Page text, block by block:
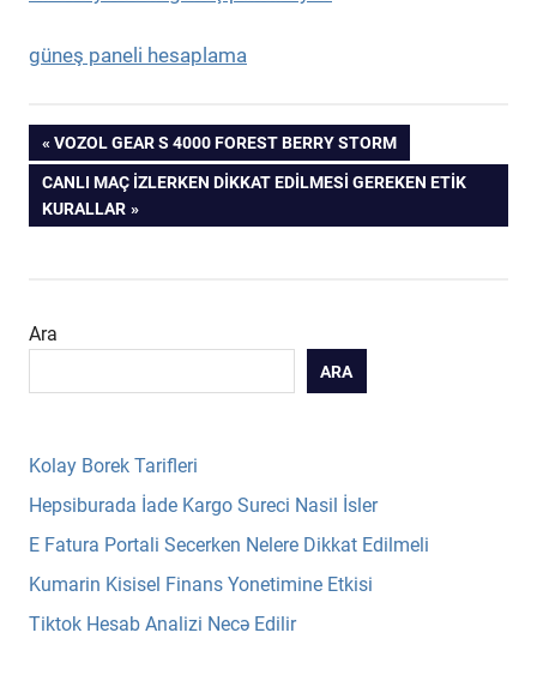
güneş paneli hesaplama
Yazı
gezinmesi
PREVIOUS
POST:
VOZOL GEAR S 4000 FOREST BERRY STORM
NEXT
POST:
CANLI MAÇ İZLERKEN DIKKAT EDILMESI GEREKEN ETIK
KURALLAR
Ara
ARA
Kolay Borek Tarifleri
Hepsiburada İade Kargo Sureci Nasil İsler
E Fatura Portali Secerken Nelere Dikkat Edilmeli
Kumarin Kisisel Finans Yonetimine Etkisi
Tiktok Hesab Analizi Necə Edilir